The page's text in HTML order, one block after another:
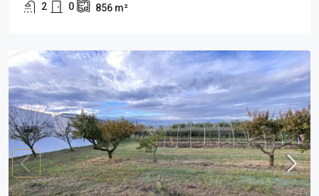
2 0 856 m²